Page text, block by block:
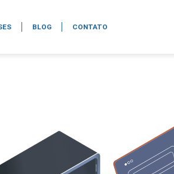
BLOG CONTATO